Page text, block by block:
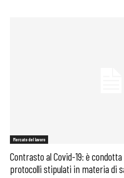
Mercato del lavoro
Contrasto al Covid-19: è
protocolli stipulati in materia di